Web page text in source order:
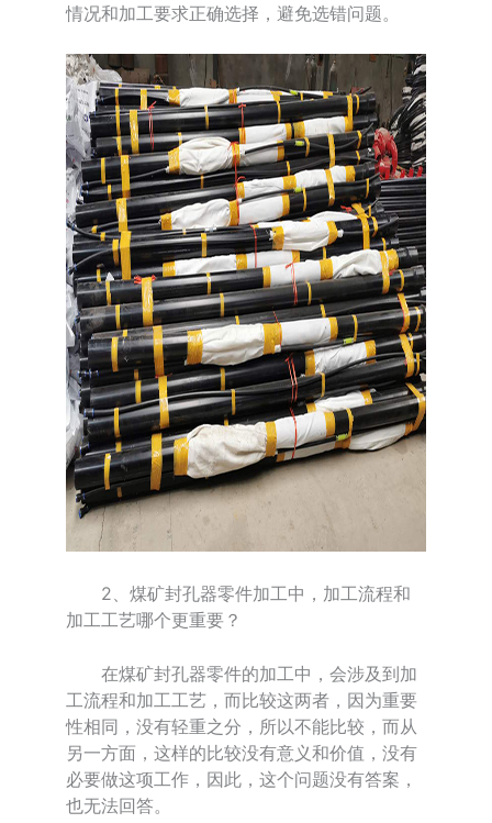
情况和加工要求正确选择，避免选错问题。
2、煤矿封孔器零件加工中，加工流程和
加工工艺哪个更重要？
在煤矿封孔器零件的加工中，会涉及到加
工流程和加工工艺，而比较这两者，因为重要
性相同，没有轻重之分，所以不能比较，而从
另一方面，这样的比较没有意义和价值，没有
必要做这项工作，因此，这个问题没有答案，
也无法回答。